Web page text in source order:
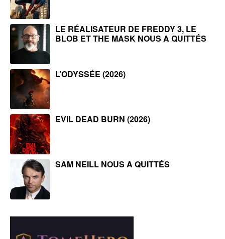
LE RÉALISATEUR DE FREDDY 3, LE
BLOB ET THE MASK NOUS A QUITTÉS
L’ODYSSÉE (2026)
EVIL DEAD BURN (2026)
SAM NEILL NOUS A QUITTÉS